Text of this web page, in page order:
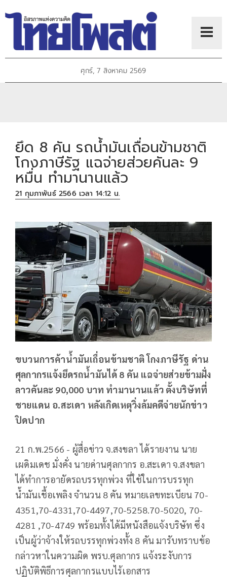
ศุกร์, 7 สิงหาคม 2569
ยึด 8 คัน รถน้ำมันเถื่อนข้ามชาติ
โกงภาษีรัฐ แฉจ่ายส่วยคันละ 9
หมื่น ทำมานานแล้ว
21 กุมภาพันธ์ 2566 เวลา 14:12 น.
ขบวนการค้าน้ำมันเถื่อนข้ามชาติ โกงภาษีรัฐ ด่าน
ศุลกากรแจ้งยึดรถน้ำมันได้ 8 คัน แฉจ่ายส่วยข้ามฝั่ง
ลาวคันละ 90,000 บาท ทำมานานแล้ว ตั้งบริษัทที่
ชายแดน อ.สะเดา หลังเกิดเหตุวิ่งล้มคดีจ่ายนักข่าว
ปิดปาก
21 ก.พ.2566 - ผู้สื่อข่าว จ.สงขลา ได้รายงาน นาย
เผดิมเดช มั่งคั่ง นายด่านศุลกากร อ.สะเดา จ.สงขลา
ได้ทำการอายัดรถบรรทุกพ่วง ที่ใช้ในการบรรทุก
น้ำมันเชื้อเพลิง จำนวน 8 คัน หมายเลขทะเบียน 70-
4351,70-4331,70-4497,70-5258.70-5020, 70-
4281 ,70-4749 พร้อมทั้งได้มีหนังสือแจ้งบริษัท ซึ่ง
เป็นผู้ว่าจ้างให้รถบรรทุกพ่วงทั้ง 8 คัน มารับทราบข้อ
กล่าวหาในความผิด พรบ.ศุลกากร แจ้งระงับการ
ปฏิบัติพิธีการศุลกากรแบบไร้เอกสาร